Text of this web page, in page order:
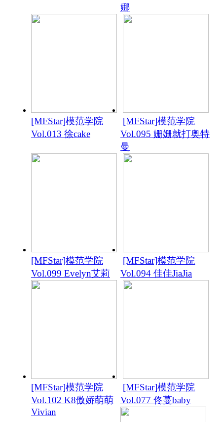
娜
[MFStar]模范学院
Vol.013 徐cake
[MFStar]模范学院
Vol.095 姗姗就打奥特
曼
[MFStar]模范学院
Vol.099 Evelyn艾莉
[MFStar]模范学院
Vol.094 佳佳JiaJia
[MFStar]模范学院
Vol.102 K8傲娇萌萌
Vivian
[MFStar]模范学院
Vol.077 佟蔓baby